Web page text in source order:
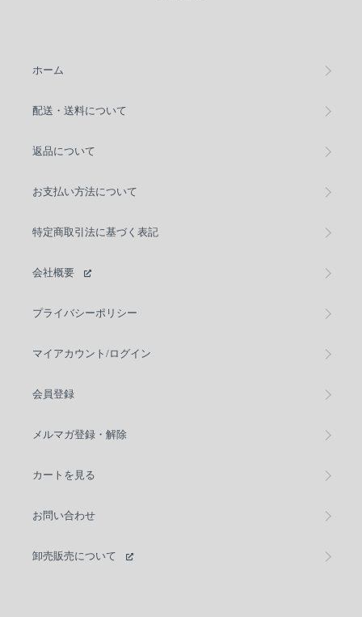
ホーム
配送・送料について
返品について
お支払い方法について
特定商取引法に基づく表記
会社概要
プライバシーポリシー
マイアカウント/ログイン
会員登録
メルマガ登録・解除
カートを見る
お問い合わせ
卸売販売について